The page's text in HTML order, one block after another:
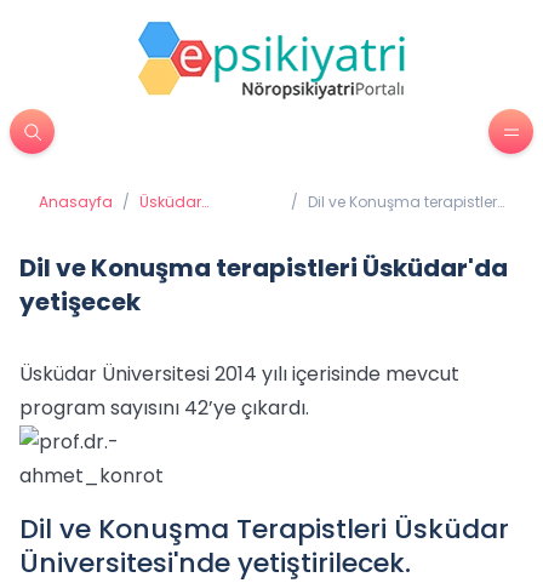
Anasayfa / Üsküdar
/ Dil ve Konuşma terapistleri
Dil ve Konuşma terapistleri Üsküdar'da
yetişecek
Üsküdar Üniversitesi 2014 yılı içerisinde mevcut
program sayısını 42’ye çıkardı.
Dil ve Konuşma Terapistleri Üsküdar
Üniversitesi'nde yetiştirilecek.